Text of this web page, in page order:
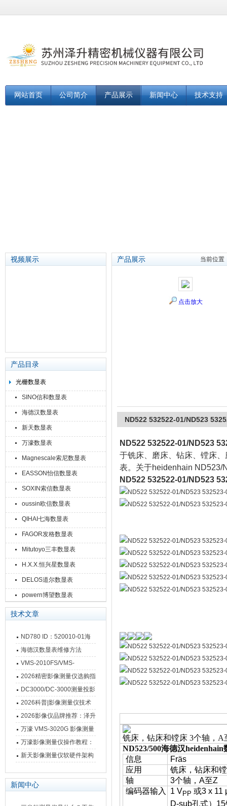
网站首页 公司简介 产品展示 新闻中心 技术支持
视频展示
产品目录
光栅数显表
SINO信和数显表
海德汉数显表
新天数显表
万濠数显表
Magnescale索尼数显表
EASSON怡信数显表
SOXIN索信数显表
oussin欧信数显表
QIHAI七海数显表
FAGOR发格数显表
Mitutoyo三丰数显表
H.X.X.恒兴星数显表
DELOS道尔数显表
powern博望数显表
技术文章
ND780 ID：520010-01海
德汉数显表故障维修内容
海德汉数显表维修方法
VMS-2010FS/VMS-
3020FS/VMS-4030FS手动
影像测量仪技术参数
2026精密影像测量仪选购指
南 靠谱品牌一站式选型推荐
DC3000/DC-3000测量投影
仪万濠数据处理器数显表故
障维修方法
2026科普|影像测量仪技术
原理、分类及选型应用
2026影像仪品牌推荐：泽升
影像测量仪选型指南
万濠 VMS-3020G 影像测量
仪技术规格与应用解析
万濠影像测量仪操作教程：
从开机到出报告，新手也能
新天影像测量仪软硬件架构
新闻中心
产品展示 当前位置
点击放大
ND522 532522-01/ND523
ND522 532522-01/ND523
于铣床、磨床、钻床、镗床
表。关于heidenhain ND523/
ND522 532522-01/ND523
铣床，钻床和镗床 3个轴，A
ND523/500海德汉heidenhain
信息
Fräs
应用
铣床，钻床和
轴
3个轴， A至Z
编码器输入
1 VPP 或3 x 11
D-sub孔式） 15